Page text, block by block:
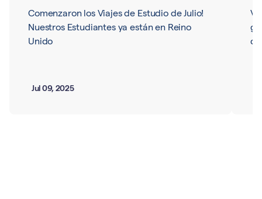
Comenzaron los Viajes de Estudio de Julio!
Nuestros Estudiantes ya están en Reino
Unido
Jul 09, 2025